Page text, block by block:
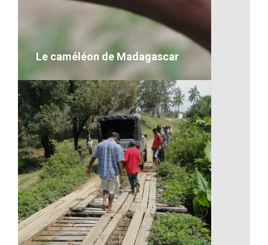
Le caméléon de Madagascar